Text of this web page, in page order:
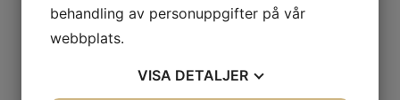
maj 2019
april 2019
behandling av personuppgifter på vår
webbplats.
VISA DETALJER